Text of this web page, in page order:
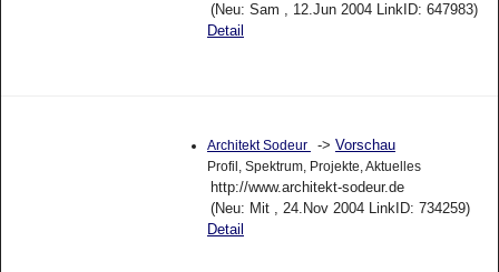
(Neu: Sam , 12.Jun 2004 LinkID: 647983)
Detail
Architekt Sodeur -> Vorschau
Profil, Spektrum, Projekte, Aktuelles
http://www.architekt-sodeur.de
(Neu: Mit , 24.Nov 2004 LinkID: 734259)
Detail